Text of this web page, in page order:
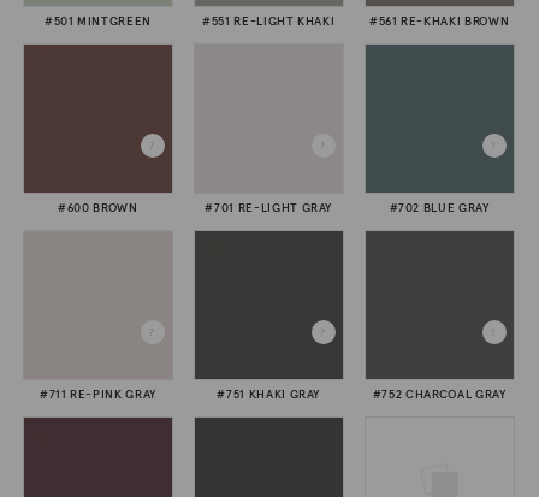
#501 MINTGREEN #551 RE-LIGHT KHAKI #561 RE-KHAKI BROWN
#600 BROWN #701 RE-LIGHT GRAY #702 BLUE GRAY
#711 RE-PINK GRAY #751 KHAKI GRAY #752 CHARCOAL GRAY